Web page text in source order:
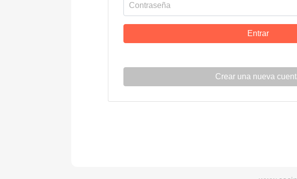
Contraseña
Entrar
Crear una nueva